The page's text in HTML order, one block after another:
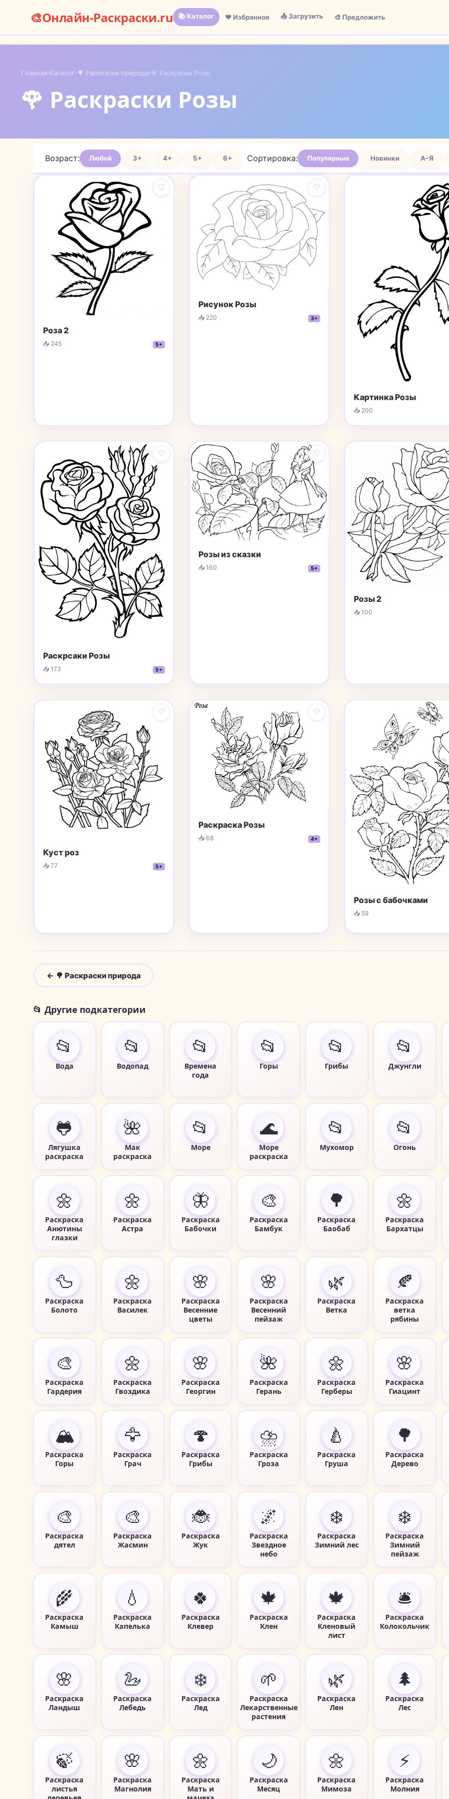
🎨Онлайн-Раскраски.ru 📚 Каталог ❤️ Избранное 📤 Загрузить 🎨 Предложить
Главная›Каталог› 🌳 Раскраски природа›🌹 Раскраски Розы
🌹 Раскраски Розы
Возраст: Любой 3+ 4+ 5+ 6+ Сортировка: Популярные Новинки А–Я
♡
Роза 2
📥 245 5+
♡
Рисунок Розы
📥 220 3+
Картинка Розы
📥 200
♡
Раскрсаки Розы
📥 173 5+
♡
Розы из сказки
📥 160 5+
Розы 2
📥 100
♡
Куст роз
📥 77 5+
♡
Раскраска Розы
📥 68 4+
Розы с бабочками
📥 59
← 🌳 Раскраски природа
📂 Другие подкатегории
📂
Вода
📂
Водопад
📂
Времена
года
📂
Горы
📂
Грибы
📂
Джунгли
🐸
Лягушка
раскраска
🌺
Мак
раскраска
📂
Море
🌊
Море
раскраска
📂
Мухомор
📂
Огонь
🌼
Раскраска
Анютины
глазки
🌼
Раскраска
Астра
🦋
Раскраска
Бабочки
🎨
Раскраска
Бамбук
🌳
Раскраска
Баобаб
🌼
Раскраска
Бархатцы
🦆
Раскраска
Болото
🌼
Раскраска
Василек
🌸
Раскраска
Весенние
цветы
🌸
Раскраска
Весенний
пейзаж
🌿
Раскраска
Ветка
🍂
Раскраска
ветка
рябины
🎨
Раскраска
Гардерия
🌼
Раскраска
Гвоздика
🌸
Раскраска
Георгин
🌺
Раскраска
Герань
🌼
Раскраска
Герберы
🌸
Раскраска
Гиацинт
🏔️
Раскраска
Горы
🦅
Раскраска
Грач
🍄
Раскраска
Грибы
⛈️
Раскраска
Гроза
🍐
Раскраска
Груша
🌳
Раскраска
Дерево
🎨
Раскраска
дятел
🎨
Раскраска
Жасмин
🐞
Раскраска
Жук
🌌
Раскраска
Звездное
небо
❄️
Раскраска
Зимний лес
❄️
Раскраска
Зимний
пейзаж
🌾
Раскраска
Камыш
💧
Раскраска
Капелька
🍀
Раскраска
Клевер
🍁
Раскраска
Клен
🍁
Раскраска
Кленовый
лист
🛎️
Раскраска
Колокольчик
🌸
Раскраска
Ландыш
🦢
Раскраска
Лебедь
❄️
Раскраска
Лед
🌱
Раскраска
Лекарственные
растения
🌿
Раскраска
Лен
🌲
Раскраска
Лес
🍃
Раскраска
листья
🌸
Раскраска
Магнолия
🌼
Раскраска
Мать и
🌙
Раскраска
Месяц
🌼
Раскраска
Мимоза
⚡
Раскраска
Молния